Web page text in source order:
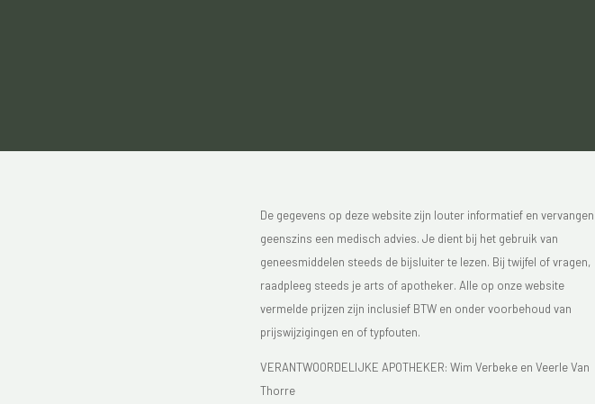
De gegevens op deze website zijn louter informatief en vervangen
geenszins een medisch advies. Je dient bij het gebruik van
geneesmiddelen steeds de bijsluiter te lezen. Bij twijfel of vragen,
raadpleeg steeds je arts of apotheker. Alle op onze website
vermelde prijzen zijn inclusief BTW en onder voorbehoud van
prijswijzigingen en of typfouten.
VERANTWOORDELIJKE APOTHEKER: Wim Verbeke en Veerle Van
Thorre